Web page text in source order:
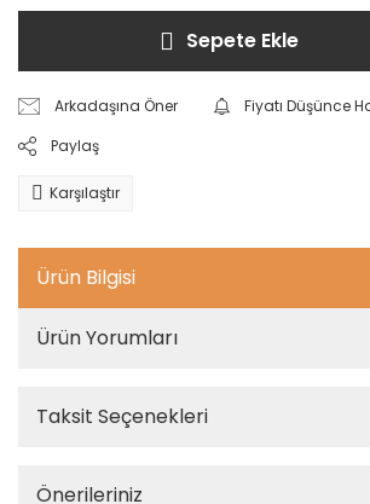
Sepete Ekle
Arkadaşına Öner
Fiyatı Düşünce
Paylaş
Karşılaştır
Ürün Bilgisi
Ürün Yorumları
Taksit Seçenekleri
Önerileriniz